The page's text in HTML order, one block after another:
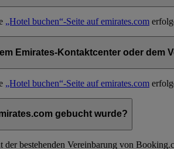
„Hotel buchen“-Seite auf emirates.com
Emirates-Kontaktcenter oder dem
„Hotel buchen“-Seite auf emirates.com
gebucht wurde?
der bestehenden Vereinbarung von